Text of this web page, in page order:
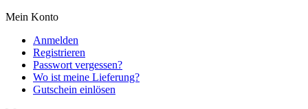
Mein Konto
Anmelden
Registrieren
Passwort vergessen?
Wo ist meine Lieferung?
Gutschein einlösen